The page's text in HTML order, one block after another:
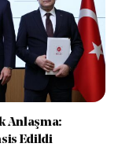
Anlaşma:
Edildi